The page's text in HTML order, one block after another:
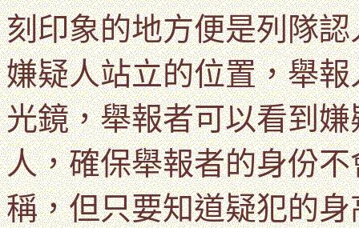
刻印象的地方便是列隊認
嫌疑人站立的位置，舉報
光鏡，舉報者可以看到嫌
人，確保舉報者的身份
稱，但只要知道疑犯的